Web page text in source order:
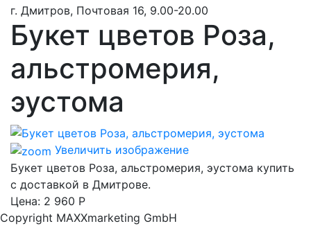
г. Дмитров, Почтовая 16, 9.00-20.00
Букет цветов Роза,
альстромерия,
эустома
Увеличить изображение
Букет цветов Роза, альстромерия, эустома купить
с доставкой в Дмитрове.
Цена: 2 960 Р
Copyright MAXXmarketing GmbH